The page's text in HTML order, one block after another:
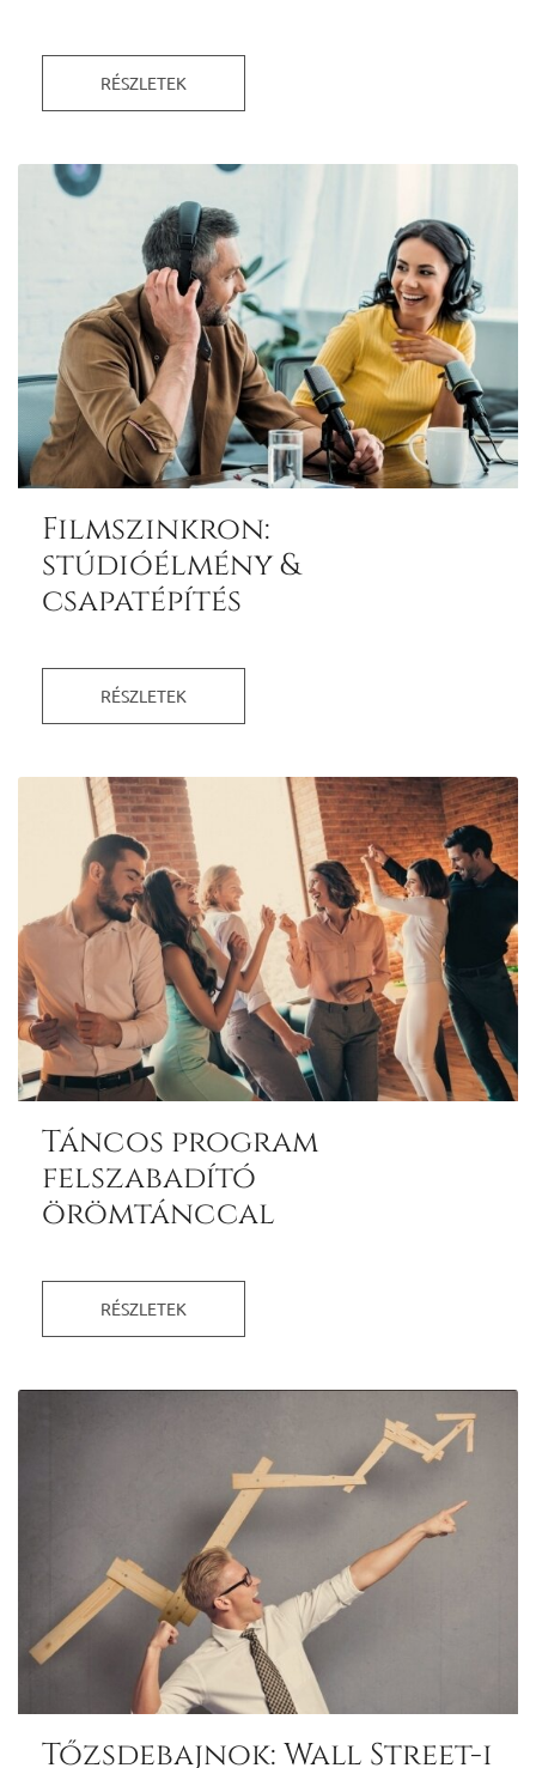
RÉSZLETEK
Filmszinkron:
stúdióélmény &
csapatépítés
RÉSZLETEK
Táncos program
felszabadító
örömtánccal
RÉSZLETEK
Tőzsdebajnok: Wall Street-i